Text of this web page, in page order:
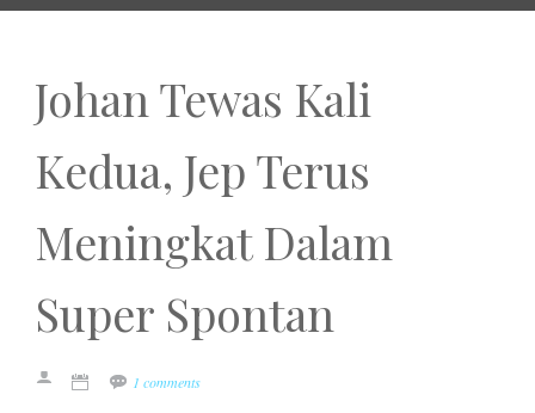
Johan Tewas Kali
Kedua, Jep Terus
Meningkat Dalam
Super Spontan
1 comments